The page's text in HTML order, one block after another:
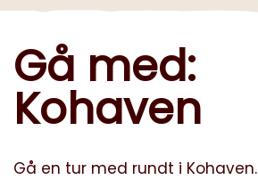
Gå med:
Kohaven
Gå en tur med rundt i Kohaven.